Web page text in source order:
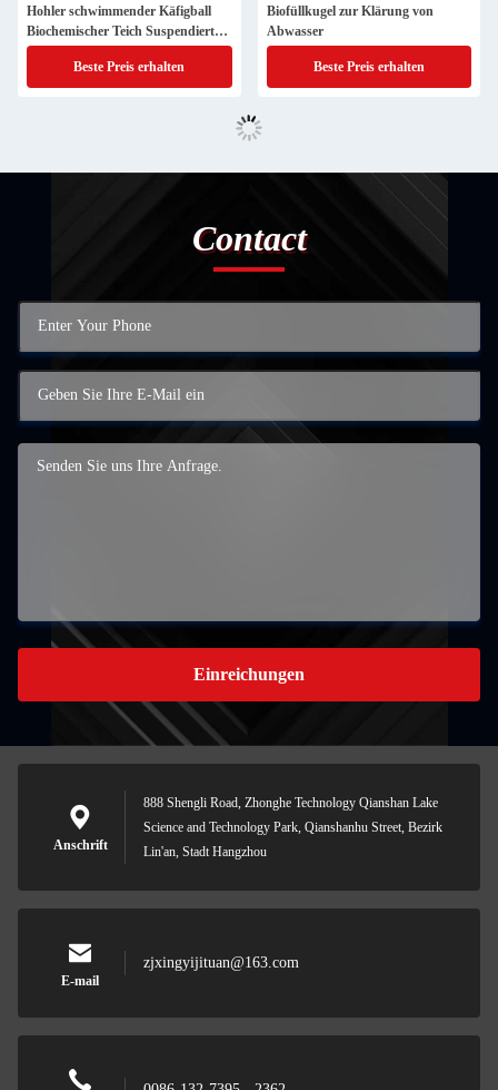
Hohler schwimmender Käfigball
Biochemischer Teich Suspendierter
biologischer Füllball
Beste Preis erhalten
Biofüllkugel zur Klärung von
Abwasser
Beste Preis erhalten
Contact
Einreichungen
Anschrift
888 Shengli Road, Zhonghe Technology Qianshan Lake
Science and Technology Park, Qianshanhu Street, Bezirk
Lin'an, Stadt Hangzhou
E-mail
zjxingyijituan@163.com